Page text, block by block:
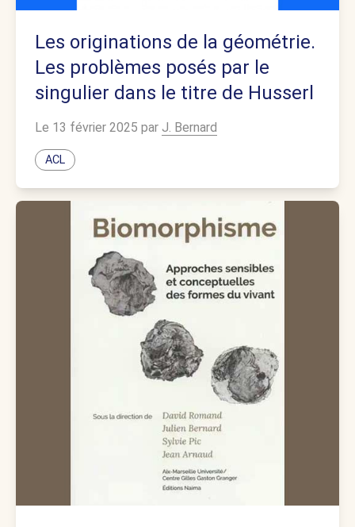
Les originations de la géométrie.
Les problèmes posés par le
singulier dans le titre de Husserl
Le 13 février 2025 par J. Bernard
ACL